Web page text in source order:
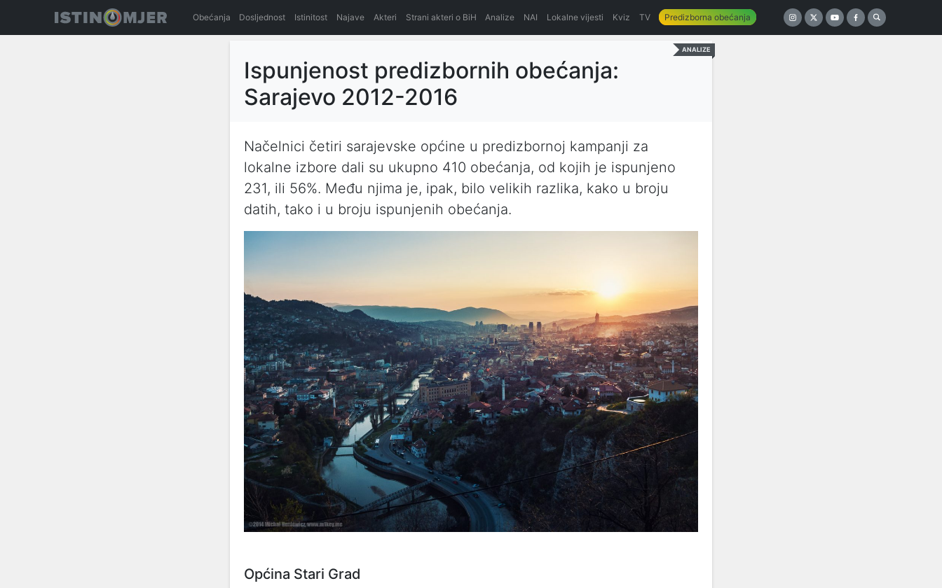
Obećanja Dosljednost Istinitost Najave Akteri Strani akteri o BiH Analize NAI Lokalne vijesti Kviz TV Predizborna obećanja
ANALIZE
Ispunjenost predizbornih obećanja:
Sarajevo 2012-2016
Načelnici četiri sarajevske općine u predizbornoj kampanji za
lokalne izbore dali su ukupno 410 obećanja, od kojih je ispunjeno
231, ili 56%. Među njima je, ipak, bilo velikih razlika, kako u broju
datih, tako i u broju ispunjenih obećanja.
Općina Stari Grad